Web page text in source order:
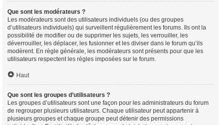
Que sont les modérateurs ?
Les modérateurs sont des utilisateurs individuels (ou des groupes
d’utilisateurs individuels) qui surveillent régulièrement les forums. Ils ont la
possibilité de modifier ou de supprimer les sujets, les verrouiller, les
déverrouiller, les déplacer, les fusionner et les diviser dans le forum qu’ils
modèrent. En règle générale, les modérateurs sont présents pour que les
utilisateurs respectent les règles imposées sur le forum.
Haut
Que sont les groupes d’utilisateurs ?
Les groupes d’utilisateurs sont une façon pour les administrateurs du forum
de regrouper plusieurs utilisateurs. Chaque utilisateur peut appartenir à
plusieurs groupes et chaque groupe peut détenir des permissions